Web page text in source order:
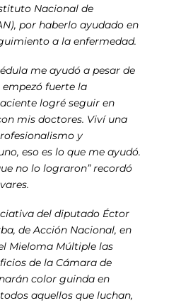
Nacional de
por haberlo ayudado en
a la enfermedad.
me ayudó a pesar de
empezó fuerte la
logré seguir en
mis doctores. Viví una
y
eso es lo que me ayudó.
no lo lograron” recordó
del diputado Éctor
de Acción Nacional, en
Mieloma Múltiple las
de la Cámara de
color guinda en
aquellos que luchan,